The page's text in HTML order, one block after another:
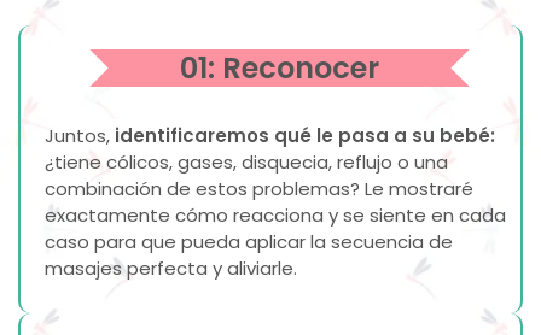
01: Reconocer
Juntos, identificaremos qué le pasa a su bebé:
¿tiene cólicos, gases, disquecia, reflujo o una
combinación de estos problemas? Le mostraré
exactamente cómo reacciona y se siente en cada
caso para que pueda aplicar la secuencia de
masajes perfecta y aliviarle.